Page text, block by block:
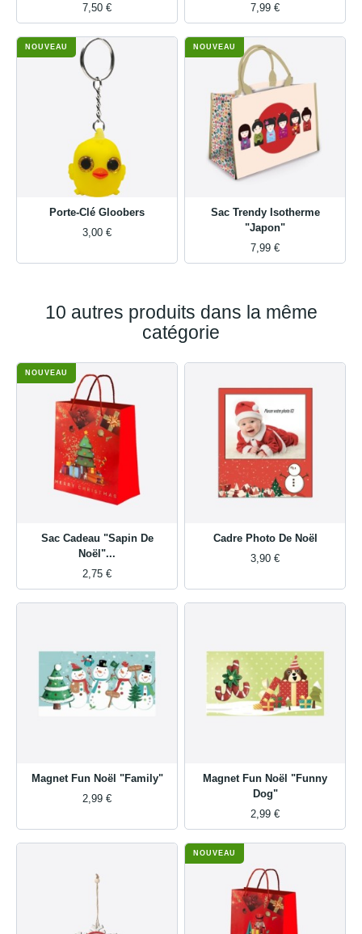
7,50 € 7,99 €
Porte-Clé Gloobers
3,00 €
NOUVEAU
Sac Trendy Isotherme
"Japon"
7,99 €
NOUVEAU
10 autres produits dans la même
catégorie
Sac Cadeau "Sapin De
Noël"...
2,75 €
NOUVEAU
Cadre Photo De Noël
3,90 €
Magnet Fun Noël "Family"
2,99 €
Magnet Fun Noël "Funny
Dog"
2,99 €
NOUVEAU